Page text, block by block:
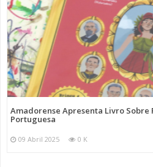
Amadorense Apresenta Livro Sobre
Portuguesa
09 Abril 2025 0 K